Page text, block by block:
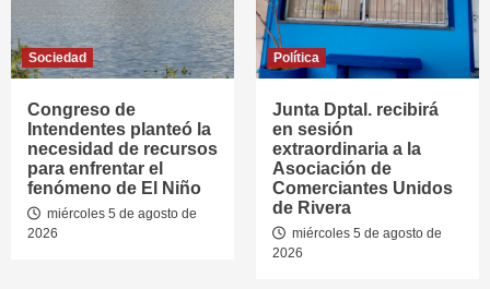
Sociedad
Congreso de
Intendentes planteó la
necesidad de recursos
para enfrentar el
fenómeno de El Niño
miércoles 5 de agosto de
2026
Política
Junta Dptal. recibirá
en sesión
extraordinaria a la
Asociación de
Comerciantes Unidos
de Rivera
miércoles 5 de agosto de
2026